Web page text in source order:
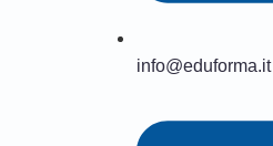
info@eduforma.it